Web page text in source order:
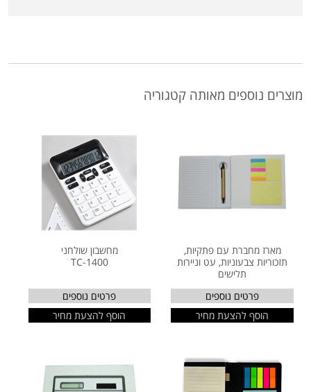
מוצרים נוספים מאותה קטגוריה
מארז מחברת עם פתקיות,
תזכוריות צבעוניות, עט וניירות
תלישים
פרטים נוספים
הוסף להצעת מחיר
מחשבון שולחני
TC-1400
פרטים נוספים
הוסף להצעת מחיר